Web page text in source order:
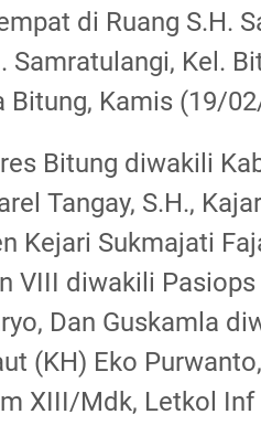
di Ruang S.H.
Samratulangi, Kel.
Bitung, Kamis (19/
Bitung diwakili
Tangay, S.H.,
Kejari Sukmajati
VIII diwakili
Dan Guskamla
(KH) Eko
XIII/Mdk, Letkol